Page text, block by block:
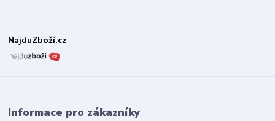
NajduZboží.cz
Informace pro zákazníky